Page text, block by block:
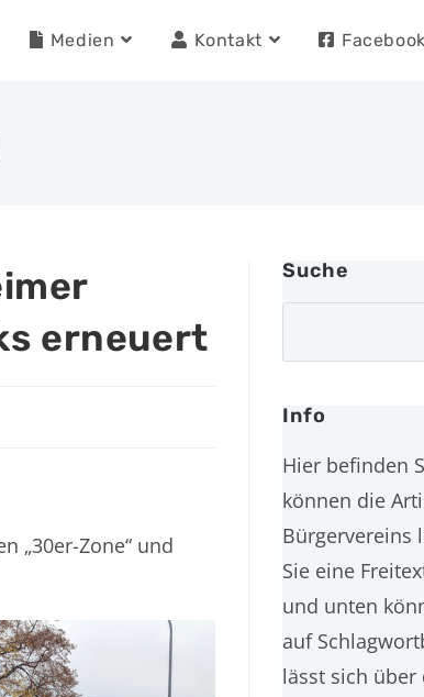
Medien Kontakt Facebook
erneuert
„30er-Zone“ und
Suche
Info
Hier befinden
können die
Bürgervereins
Sie eine
und unten
auf
lässt sich